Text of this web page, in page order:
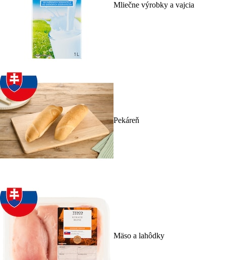
Mliečne výrobky a vajcia
Pekáreň
Mäso a lahôdky